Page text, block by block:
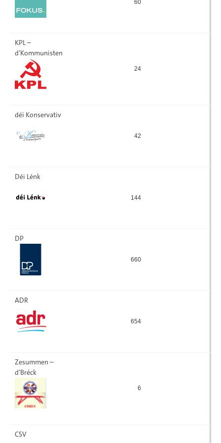
60
KPL –
d’Kommunisten
24
déi Konservativ
42
Déi Lénk
144
DP
660
ADR
654
Zesummen –
d’Bréck
6
CSV